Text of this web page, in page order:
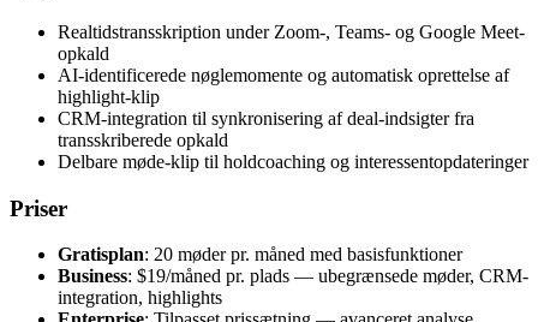
Realtidstransskription under Zoom-, Teams- og Google Meet-
opkald
AI-identificerede nøglemomente og automatisk oprettelse af
highlight-klip
CRM-integration til synkronisering af deal-indsigter fra
transskriberede opkald
Delbare møde-klip til holdcoaching og interessentopdateringer
Priser
Gratisplan: 20 møder pr. måned med basisfunktioner
Business: $19/måned pr. plads — ubegrænsede møder, CRM-
integration, highlights